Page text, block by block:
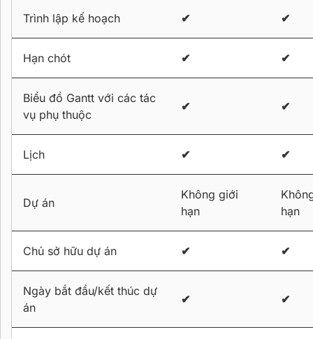
Trình lập kế hoạch ✔ ✔
Hạn chót ✔ ✔
Biểu đồ Gantt với các tác
vụ phụ thuộc
✔ ✔
Lịch ✔ ✔
Dự án
Không giới
hạn
hạn
Chủ sở hữu dự án ✔ ✔
Ngày bắt đầu/kết thúc dự
án
✔ ✔